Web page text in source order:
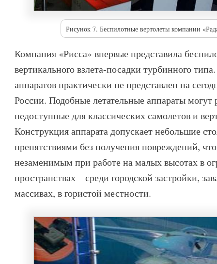
Рисунок 7. Беспилотные вертолеты компании
Компания «Рисса» впервые представила
вертикального взлета-посадки турбинного
аппаратов практически не представлен на
России. Подобные летательные аппараты могут
недоступные для классических самолетов и
Конструкция аппарата допускает небольшие
препятствиями без получения повреждений, что
незаменимым при работе на малых высотах в
пространствах – среди городской застройки,
массивах, в гористой местности.